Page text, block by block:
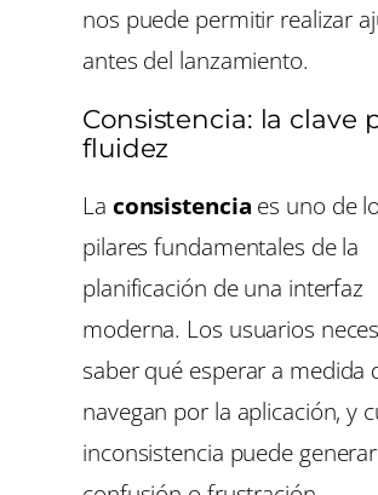
nos puede permitir realizar
antes del lanzamiento.
Consistencia: la clave
fluidez
La consistencia es uno de
pilares fundamentales de la
planificación de una interfaz
moderna. Los usuarios
saber qué esperar a medida
navegan por la aplicación, y
inconsistencia puede generar